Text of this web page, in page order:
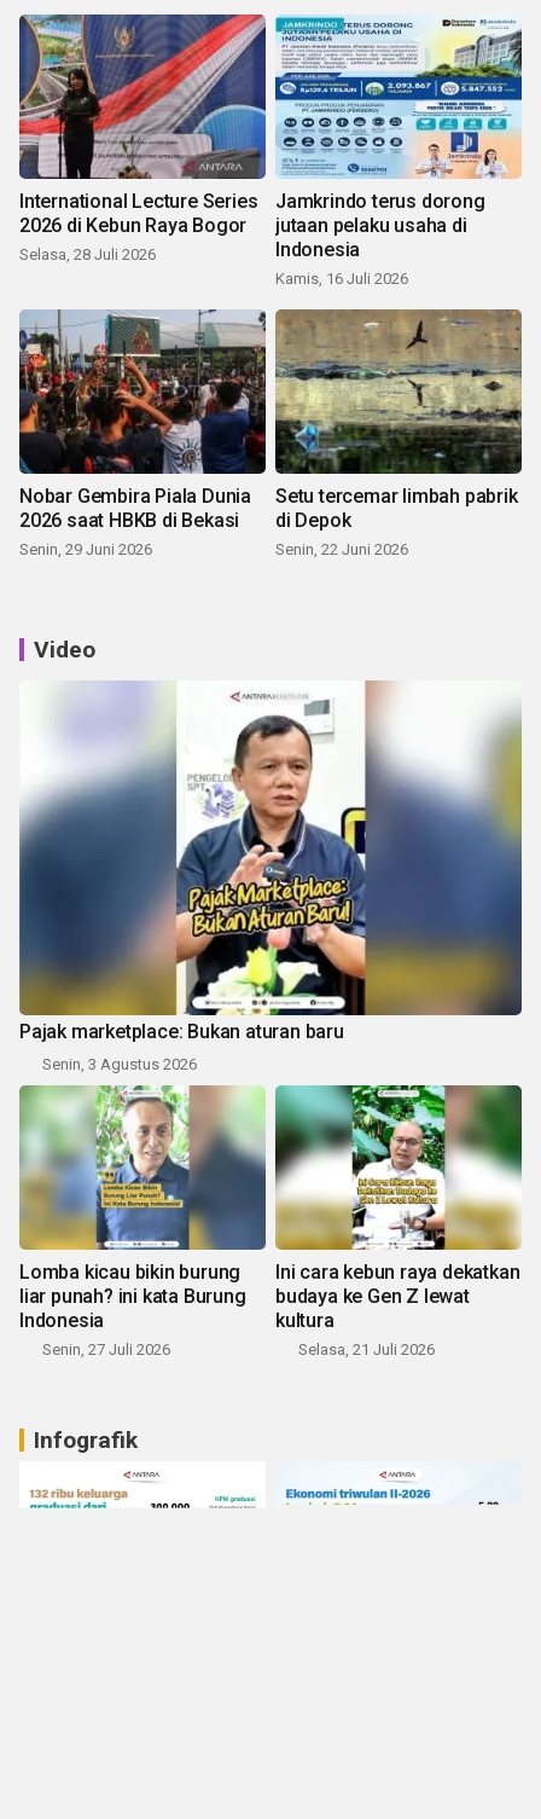
International Lecture Series
2026 di Kebun Raya Bogor
Selasa, 28 Juli 2026
Jamkrindo terus dorong
jutaan pelaku usaha di
Indonesia
Kamis, 16 Juli 2026
Nobar Gembira Piala Dunia
2026 saat HBKB di Bekasi
Senin, 29 Juni 2026
Setu tercemar limbah pabrik
di Depok
Senin, 22 Juni 2026
Video
Pajak marketplace: Bukan aturan baru
Senin, 3 Agustus 2026
Lomba kicau bikin burung
liar punah? ini kata Burung
Indonesia
Senin, 27 Juli 2026
Ini cara kebun raya dekatkan
budaya ke Gen Z lewat
kultura
Selasa, 21 Juli 2026
Infografik